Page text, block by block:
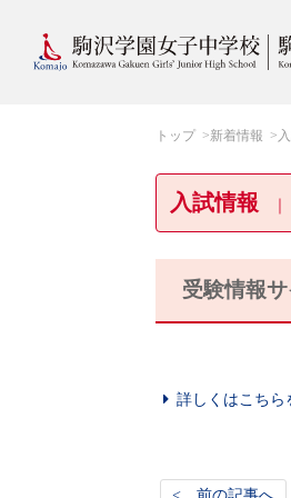
トップ 新着情報
入試情報
受験情報
詳しくはこちら